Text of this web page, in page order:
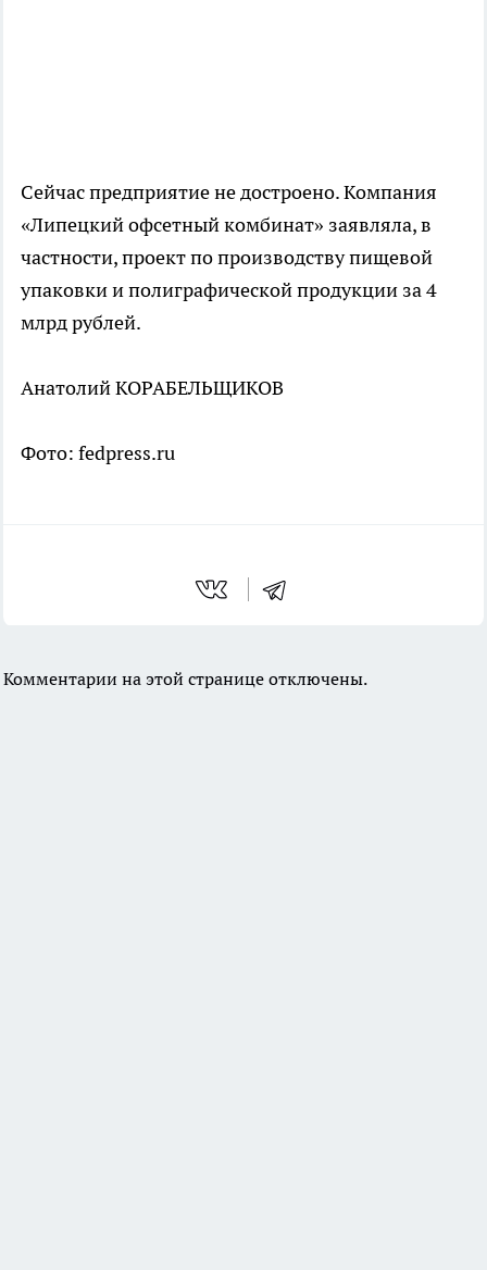
Сейчас предприятие не достроено. Компания
«Липецкий офсетный комбинат» заявляла, в
частности, проект по производству пищевой
упаковки и полиграфической продукции за 4
млрд рублей.
Анатолий КОРАБЕЛЬЩИКОВ
Фото: fedpress.ru
Комментарии на этой странице отключены.